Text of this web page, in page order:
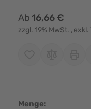
Ab16,66 €
zzgl. 19% MwSt. , exkl.
Menge: